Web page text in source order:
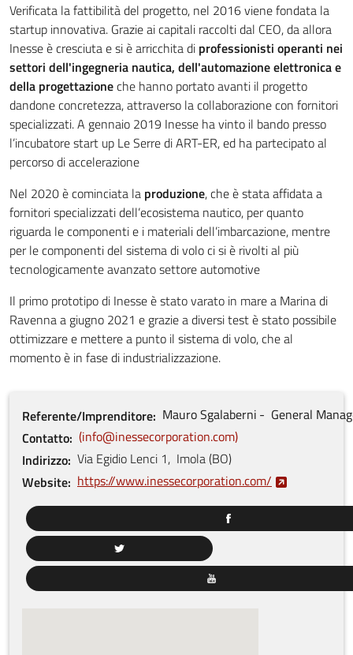
Verificata la fattibilità del progetto, nel 2016 viene fondata la
startup innovativa. Grazie ai capitali raccolti dal CEO, da allora
Inesse è cresciuta e si è arricchita di professionisti operanti nei
settori dell'ingegneria nautica, dell'automazione elettronica e
della progettazioneche hanno portato avanti il progetto
dandone concretezza, attraverso la collaborazione con fornitori
specializzati. A gennaio 2019 Inesse ha vinto il bando presso
l’incubatore start up Le Serre di ART-ER, ed ha partecipato al
percorso di accelerazione
Nel 2020 è cominciata la produzione, che è stata affidata a
fornitori specializzati dell’ecosistema nautico, per quanto
riguarda le componenti e i materiali dell’imbarcazione, mentre
per le componenti del sistema di volo ci si è rivolti al più
tecnologicamente avanzato settore automotive
Il primo prototipo di Inesse è stato varato in mare a Marina di
Ravenna a giugno 2021 e grazie a diversi test è stato possibile
ottimizzare e mettere a punto il sistema di volo, che al
momento è in fase di industrializzazione.
Referente/Imprenditore MauroSgalaberni
General
Contatto
info@inessecorporation.com
Indirizzo Via Egidio Lenci 1, Imola(BO)
Website https://www.inessecorporation.com/